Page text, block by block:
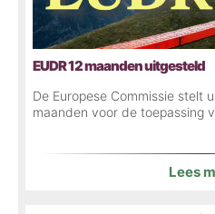
EUDR 12 maanden uitgesteld
De Europese Commissie stelt
maanden voor de toepassing
Lees